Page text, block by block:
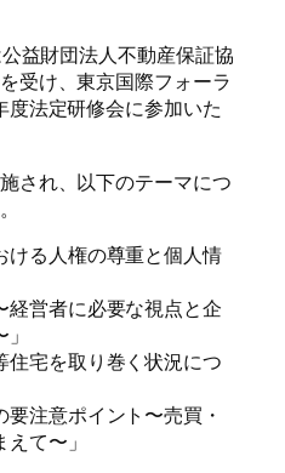
益財団法人不動産保証協
受け、東京国際フォーラ
度法定研修会に参加いた
され、以下のテーマにつ
ける人権の尊重と個人情
経営者に必要な視点と企
住宅を取り巻く状況につ
要注意ポイント〜売買・
て〜」